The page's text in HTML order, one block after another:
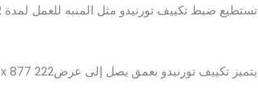
تستطيع ضبط تكييف تورنيدو مثل المنبه للعمل لمدة 12 ساعة متواصلة أو ايقاف لمدة ساعة.
يتميز تكييف تورنيدو بعمق يصل إلى عرض222 x 292 x 877: الوحدة الداخلية و265 x 540 x 760: الوحدة الخارجية .